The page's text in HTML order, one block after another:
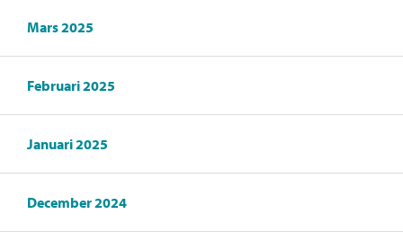
Mars 2025
Februari 2025
Januari 2025
December 2024